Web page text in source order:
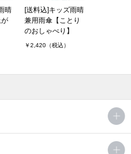
調しました。
も大喜びでした！また、持った
でも負担にならず助かりまし
．．
購入しました。先が丸くジャン
と迷いましたが、徒歩通園で傘
ています。あまりに可愛いので
晴
[送料込]キッズ雨晴
兼用雨傘【ことり
のおしゃべり】
￥2,420（税込）